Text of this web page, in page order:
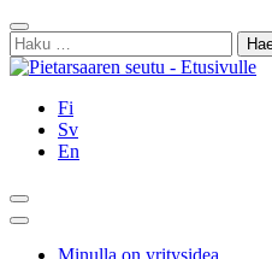
Siirry
sisältöön
Sulje
Haku:
Fi
Sv
En
Hae
Päävalikko
Minulla on yritysidea